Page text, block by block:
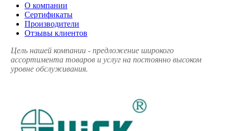
О компании
Сертификаты
Производители
Отзывы клиентов
Цель нашей компании - предложение широкого
ассортимента товаров и услуг на постоянно высоком
уровне обслуживания.